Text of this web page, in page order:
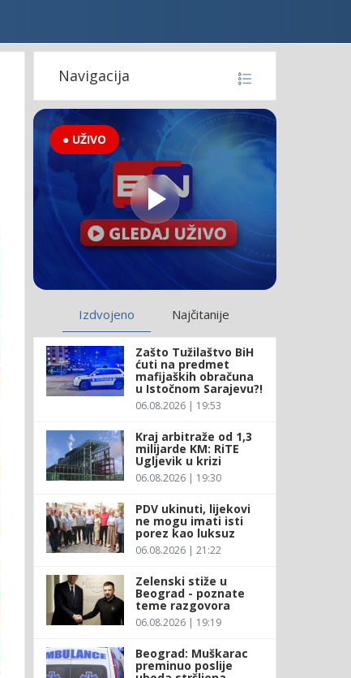
Navigacija
● UŽIVO
Izdvojeno Najčitanije
Zašto Tužilaštvo BiH
ćuti na predmet
mafijaških obračuna
u Istočnom Sarajevu?!
06.08.2026 | 19:53
Kraj arbitraže od 1,3
milijarde KM: RiTE
Ugljevik u krizi
06.08.2026 | 19:30
PDV ukinuti, lijekovi
ne mogu imati isti
porez kao luksuz
06.08.2026 | 21:22
Zelenski stiže u
Beograd - poznate
teme razgovora
06.08.2026 | 19:19
Beograd: Muškarac
preminuo poslije